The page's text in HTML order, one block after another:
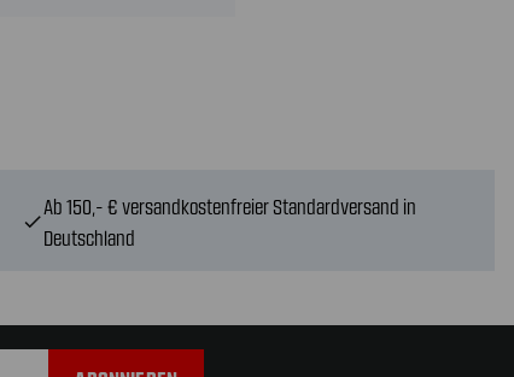
check
Ab 150,- € versandkostenfreier Standardversand in
Deutschland